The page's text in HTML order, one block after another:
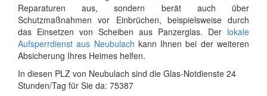
Reparaturen aus, sondern berät auch über
Schutzmaßnahmen vor Einbrüchen, beispielsweise durch
das Einsetzen von Scheiben aus Panzerglas. Der lokale
Aufsperrdienst aus Neubulach kann Ihnen bei der weiteren
Absicherung Ihres Heimes helfen.
In diesen PLZ von Neubulach sind die Glas-Notdienste 24
Stunden/Tag für Sie da: 75387